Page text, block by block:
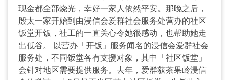
现金都全部烧光，幸好一家人依然平安。那晚之后，
殷太一家开始到由浸信会爱群社会服务处营办的社区
饭堂开饭，社工的一直关心令她很感动，也帮助她走
出低谷。 以营办「开饭」服务闻名的浸信会爱群社会
服务处，不同饭堂各有支援对象，其中「社区饭堂」
会针对地区需要提供服务。去年，爱群获茶果岭浸信